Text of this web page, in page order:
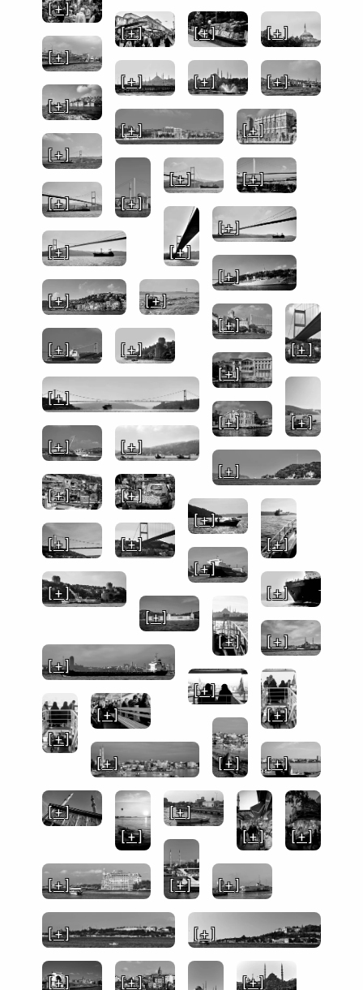
[ + ]
[ + ]
[ + ]
[ + ]
[ + ]
[ + ]
[ + ]
[ + ]
[ + ]
[ + ]
[ + ]
[ + ]
[ + ]
[ + ]
[ + ]
[ + ]
[ + ]
[ + ]
[ + ]
[ + ]
[ + ]
[ + ]
[ + ]
[ + ]
[ + ] [ + ]
[ + ]
[ + ]
[ + ]
[ + ]
[ + ]
[ + ]
[ + ]
[ + ]
[ + ]
[ + ]
[ + ]
[ + ] [ + ]
[ + ]
[ + ]
[ + ]
[ + ]
[ + ]
[ + ] [ + ]
[ + ]
[ + ]
[ + ]
[ + ]
[ + ] [ + ] [ + ]
[ + ]
[ + ]
[ + ]
[ + ]
[ + ]
[ + ] [ + ] [ + ]
[ + ] [ + ]
[ + ]
[ + ]
[ + ]